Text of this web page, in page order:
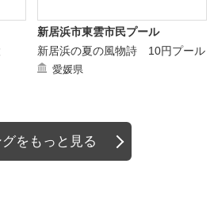
新居浜市東雲市民プール
新居浜の夏の風物詩 10円プール
愛媛県
をもっと見る